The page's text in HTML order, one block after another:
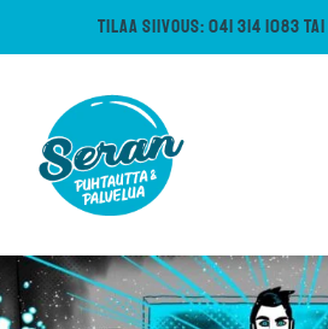
to
TILAA SIIVOUS: 041 314 1083 TAI